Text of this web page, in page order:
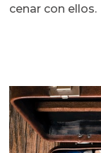
cenar con ellos.